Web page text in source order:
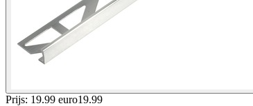
Prijs: 19.99 euro19.99